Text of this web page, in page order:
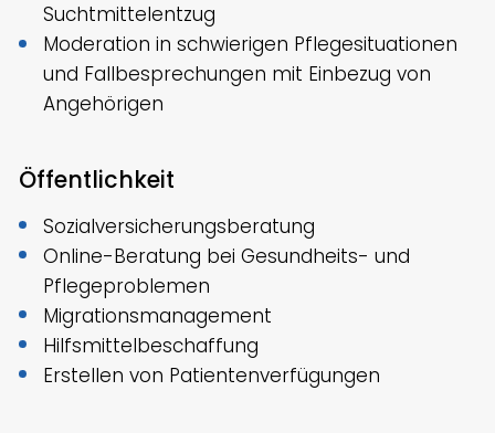
Suchtmittelentzug
Moderation in schwierigen Pflegesituationen
und Fallbesprechungen mit Einbezug von
Angehörigen
Öffentlichkeit
Sozialversicherungsberatung
Online-Beratung bei Gesundheits- und
Pflegeproblemen
Migrationsmanagement
Hilfsmittelbeschaffung
Erstellen von Patientenverfügungen